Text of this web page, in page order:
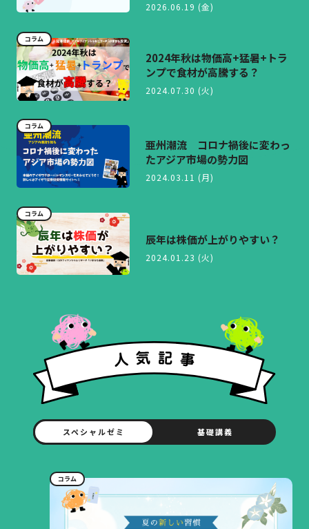
2026.06.19 (金)
コラム
2024年秋は物価高+猛暑+トラ
ンプで食材が高騰する？
2024.07.30 (火)
コラム
亜州潮流 コロナ禍後に変わっ
たアジア市場の勢力図
2024.03.11 (月)
コラム
辰年は株価が上がりやすい？
2024.01.23 (火)
スペシャルゼミ 基礎講義
コラム